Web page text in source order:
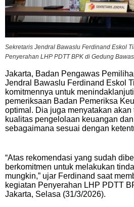
Sekretaris Jendral Bawaslu Ferdinand Eskol
Penyerahan LHP PDTT BPK di Gedung
Jakarta, Badan Pengawas
Jendral Bawaslu Ferdinand Eskol
komitmennya untuk
pemeriksaan Badan Pemeriksa
optimal. Dia juga menyatakan akan
kualitas pengelolaan keuangan
sebagaimana sesuai dengan
“Atas rekomendasi yang sudah
berkomitmen untuk melakukan
mungkin,” ujar Ferdinand saat
kegiatan Penyerahan LHP PDTT
Jakarta, Selasa (31/3/2026).